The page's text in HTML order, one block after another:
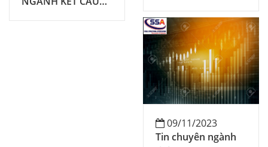
CHUẨN
09/11/2023
Tin chuyên ngành